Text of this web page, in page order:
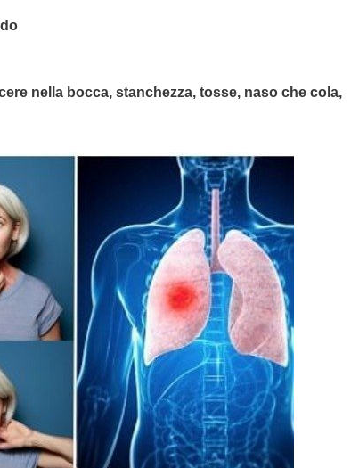
nella bocca, stanchezza, tosse, naso che cola,